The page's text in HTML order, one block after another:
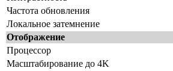
Частота обновления
Локальное затемнение
Отображение
Процессор
Масштабирование до 4K